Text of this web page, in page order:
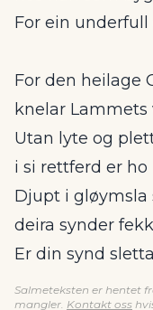
For ein
For den heilage
knelar Lammets
Utan lyte og
i si rettferd er ho
Djupt i gløymsla
deira synder
Er din synd
Salmeteksten er hentet
mangler. Kontakt oss